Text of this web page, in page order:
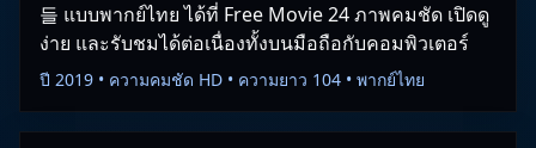
들 แบบพากย์ไทย ได้ที่ Free Movie 24 ภาพคมชัด เปิดดู
ง่าย และรับชมได้ต่อเนื่องทั้งบนมือถือกับคอมพิวเตอร์
ปี 2019 • ความคมชัด HD • ความยาว 104 • พากย์ไทย